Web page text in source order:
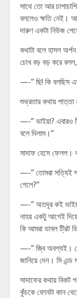
সাথে তো আর
বললেও ক্ষতি নেই।
দারুণ একটা নিউজ
কথাটা বলে হাসল
চোখ বড় বড় করে বলল,
—-” ছি! কি বলছিস
শুভ্রতার কথায় পাত্তা
—-” ভাইয়া? এবারও
বলে দিলাম।”
সাদাফ হেসে ফেলল।
—-” তোমরা সত্যিই
গেলে?”
—-” অতদূর কই
নাহয় একটু আগেই
কি আমরা ডাবল ট্রিট
—-” জ্বি অবশ্যই।
জানিয়ে দেন। মি এন্ড
সাদাফের কথায়
কুঁচকে ফোনটা কান